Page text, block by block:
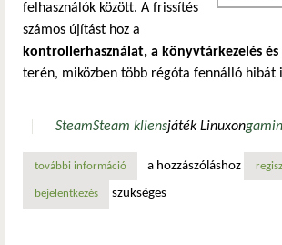
felhasználók között. A frissítés
számos újítást hoz a
kontrollerhasználat, a könyvtárkezelés
terén, miközben több régóta fennálló hibát
SteamSteam kliensjáték Linuxon
további információfrissült a steam kliens: jobb
a hozzászóláshoz
bejelentkezés szükséges